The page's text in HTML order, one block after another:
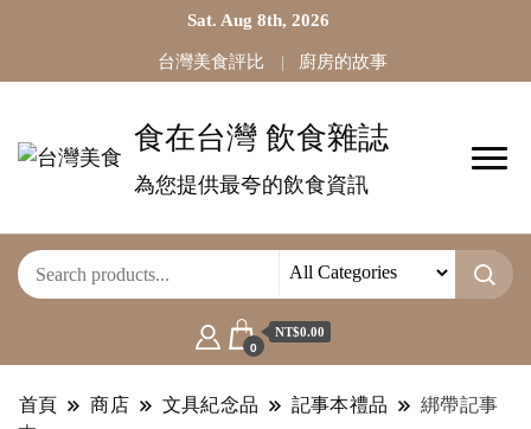
Sat. Aug 8th, 2026
台灣美食評比 廚房的故事
食在台灣 飲食雜誌
為您提供最夸的飲食資訊
0
NT$0.00
首頁 商店 文具紀念品 記事本禮品
綁帶記事